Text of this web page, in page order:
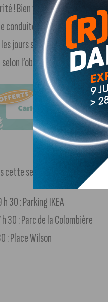
! Bien voir et être vu, tel est
conduite sécurisante pour
se font plus courts à
selon l’observatoire national
semaine dans Dijon et
30 : Parking IKEA
30 : Parc de la Colombière
: Place Wilson